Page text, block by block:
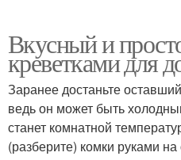
Вкусный и
креветками для
Заранее достаньте
ведь он может быть
станет комнатной
(разберите) комки руками